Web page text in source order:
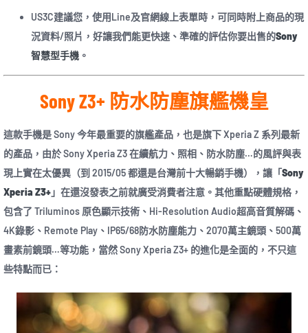
US3C建議您，使用Line及官網線上表單時，可同時附上商品的現
況資料/照片，好讓我們能更快速、準確的評估你要出售的Sony
智慧型手機 。
Sony Z3+ 防水防塵旗艦機皇
這款手機是 Sony 今年最重要的旗艦產品，也是旗下 Xperia Z 系列最新
的產品，由於 Sony Xperia Z3 在續航力、照相、防水防塵…的風評與表
現上實在太優異（到 2015/05 都還是台灣前十大暢銷手機），讓「Sony
Xperia Z3+ 」在還沒發表之前就廣受消費者注意。其他重點硬體規格，
包含了 Triluminos 原色顯示技術、Hi-Resolution Audio超高音質解碼、
4K錄影、Remote Play、IP65/68防水防塵能力、2070萬主鏡頭、500萬
畫素前鏡頭…等功能，當然 Sony Xperia Z3+ 的進化是全面的，不只這
些特點而已：